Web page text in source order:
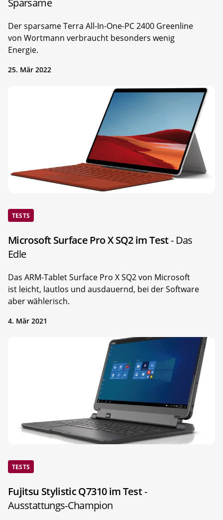
Der sparsame Terra All-In-One-PC 2400 Greenline
von Wortmann verbraucht besonders wenig
Energie.
25. Mär 2022
TESTS
Microsoft Surface Pro X SQ2 im Test- Das
Edle
Das ARM-Tablet Surface Pro X SQ2 von Microsoft
ist leicht, lautlos und ausdauernd, bei der Software
aber wählerisch.
4. Mär 2021
TESTS
Fujitsu Stylistic Q7310 im Test-
Ausstattungs-Champion